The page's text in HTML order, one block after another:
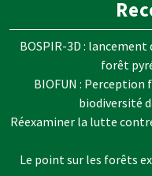
BOSPIR-3D :
forêt
BIOFUN :
biodiversité
Réexaminer la lutte
Le point sur les forêts